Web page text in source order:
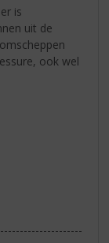
is
uit de
ook wel